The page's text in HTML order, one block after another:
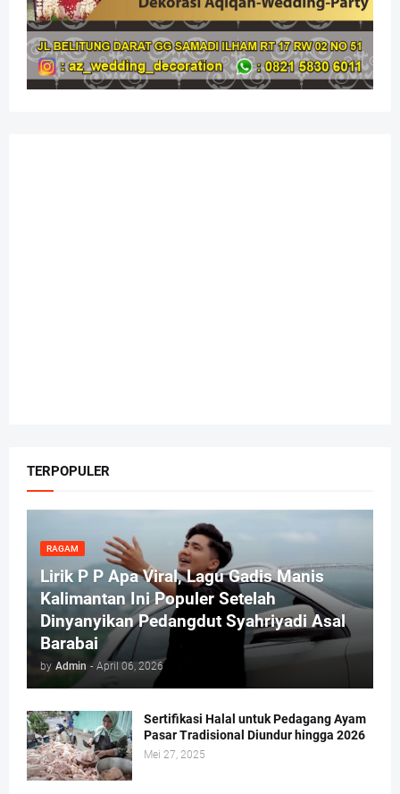
TERPOPULER
RAGAM
Lirik P P Apa Viral, Lagu Gadis Manis
Kalimantan Ini Populer Setelah
Dinyanyikan Pedangdut Syahriyadi Asal
Barabai
by Admin - April 06, 2026
Sertifikasi Halal untuk Pedagang Ayam
Pasar Tradisional Diundur hingga 2026
Mei 27, 2025